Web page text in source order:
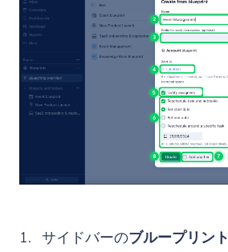
サイドバーのブループリント